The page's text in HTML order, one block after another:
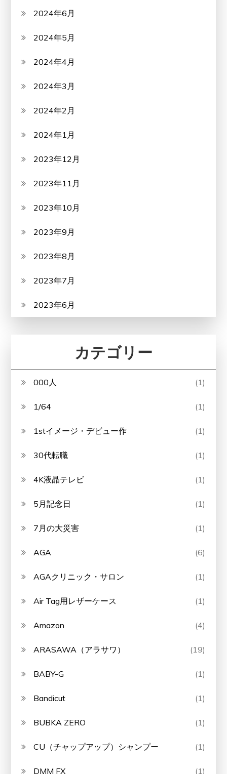
2024年6月
2024年5月
2024年4月
2024年3月
2024年2月
2024年1月
2023年12月
2023年11月
2023年10月
2023年9月
2023年8月
2023年7月
2023年6月
カテゴリー
000人 (1)
1/64 (1)
1stイメージ・デビュー作 (1)
30代転職 (1)
4K液晶テレビ (1)
5月記念日 (1)
7月の大災害 (1)
AGA (6)
AGAクリニック・サロン (1)
Air Tag用レザーケース (1)
Amazon (4)
ARASAWA（アラサワ） (19)
BABY-G (1)
Bandicut (1)
BUBKA ZERO (1)
CU（チャップアップ）シャンプー (1)
DMM FX (1)